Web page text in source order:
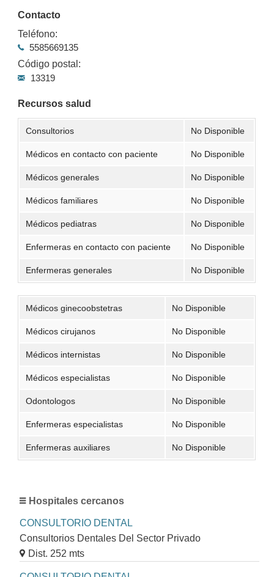
Contacto
Teléfono:
5585669135
Código postal:
13319
Recursos salud
Consultorios No Disponible
Médicos en contacto con paciente No Disponible
Médicos generales No Disponible
Médicos familiares No Disponible
Médicos pediatras No Disponible
Enfermeras en contacto con paciente No Disponible
Enfermeras generales No Disponible
Médicos ginecoobstetras No Disponible
Médicos cirujanos No Disponible
Médicos internistas No Disponible
Médicos especialistas No Disponible
Odontologos No Disponible
Enfermeras especialistas No Disponible
Enfermeras auxiliares No Disponible
Hospitales cercanos
CONSULTORIO DENTAL
Consultorios Dentales Del Sector Privado
Dist. 252 mts